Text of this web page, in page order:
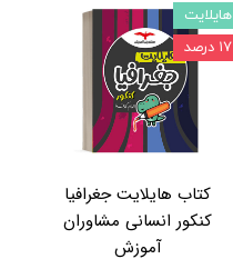
کتاب هایلایت جغرافیا
کنکور انسانی مشاوران
آموزش
هایلایت
۱۷ درصد